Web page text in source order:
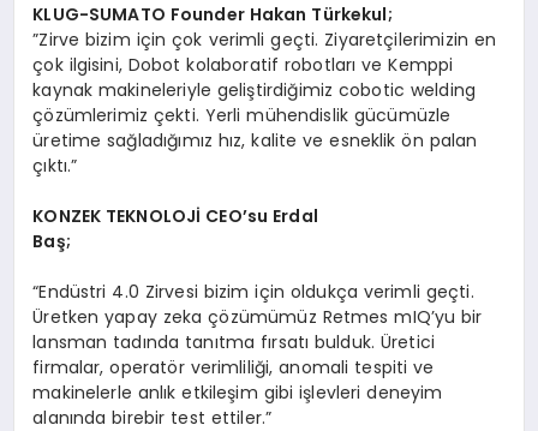
KLUG-SUMATO Founder Hakan Türkekul;
”Zirve bizim için çok verimli geçti. Ziyaretçilerimizin en
çok ilgisini, Dobot kolaboratif robotları ve Kemppi
kaynak makineleriyle geliştirdiğimiz cobotic welding
çözümlerimiz çekti. Yerli mühendislik gücümüzle
üretime sağladığımız hız, kalite ve esneklik ön palan
çıktı.”
KONZEK TEKNOLOJİ CEO’su Erdal
Baş;
“Endüstri 4.0 Zirvesi bizim için oldukça verimli geçti.
Üretken yapay zeka çözümümüz Retmes mIQ’yu bir
lansman tadında tanıtma fırsatı bulduk. Üretici
firmalar, operatör verimliliği, anomali tespiti ve
makinelerle anlık etkileşim gibi işlevleri deneyim
alanında birebir test ettiler.”